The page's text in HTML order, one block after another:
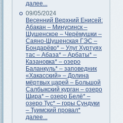
далее...
09/05/2024
Весенний Верхний Енисей:
Абакан – Минусинск –
Шушенское – Черёмушки –
Саяно-Шушенская ГЭС –
Бондарёво* – Улуг Хуртуях
тас – Абаза* – Арбаты* –
Казановка* – озеро
Баланкуль* – заповедник
«Хакасский» – Долина
мёртвых царей – Большой
Салбыкский курган – озеро
Шира* – озеро Белё* –
озеро Тус* – горы Сундуки
– Туимский провал*
далее...